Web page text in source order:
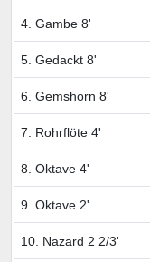
4. Gambe 8'
5. Gedackt 8'
6. Gemshorn 8'
7. Rohrflöte 4'
8. Oktave 4'
9. Oktave 2'
10. Nazard 2 2/3'